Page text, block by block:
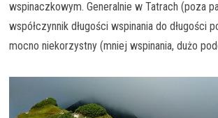
wspinaczkowym. Generalnie w Tatrach (poza
współczynnik długości wspinania do długości
mocno niekorzystny (mniej wspinania, dużo